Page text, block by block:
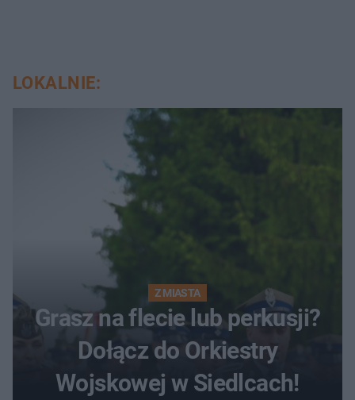
LOKALNIE:
Z MIASTA
Grasz na flecie lub perkusji?
Dołącz do Orkiestry
Wojskowej w Siedlcach!